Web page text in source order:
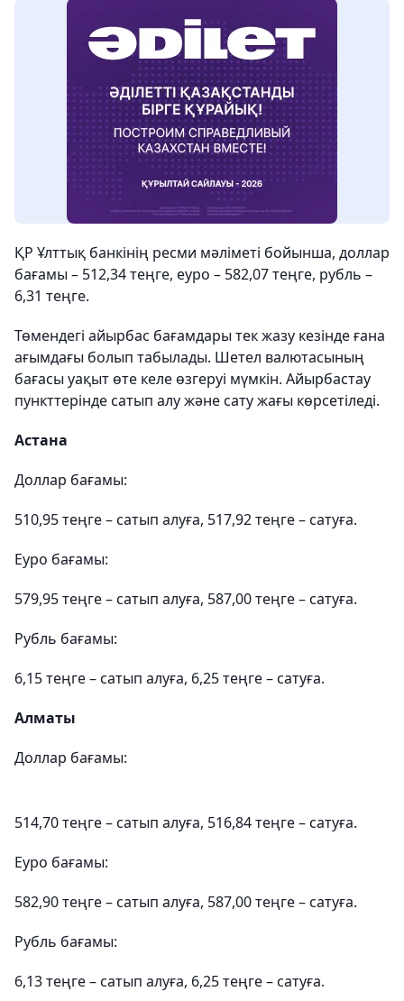
ҚР Ұлттық банкінің ресми мәліметі бойынша, доллар
бағамы – 512,34 теңге, еуро – 582,07 теңге, рубль –
6,31 теңге.
Төмендегі айырбас бағамдары тек жазу кезінде ғана
ағымдағы болып табылады. Шетел валютасының
бағасы уақыт өте келе өзгеруі мүмкін. Айырбастау
пункттерінде сатып алу және сату жағы көрсетіледі.
Астана
Доллар бағамы:
510,95 теңге – сатып алуға, 517,92 теңге – сатуға.
Еуро бағамы:
579,95 теңге – сатып алуға, 587,00 теңге – сатуға.
Рубль бағамы:
6,15 теңге – сатып алуға, 6,25 теңге – сатуға.
Алматы
Доллар бағамы:
514,70 теңге – сатып алуға, 516,84 теңге – сатуға.
Еуро бағамы:
582,90 теңге – сатып алуға, 587,00 теңге – сатуға.
Рубль бағамы:
6,13 теңге – сатып алуға, 6,25 теңге – сатуға.